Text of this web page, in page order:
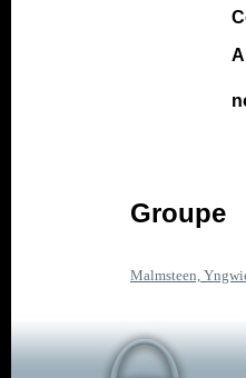
Groupe
Malmsteen,